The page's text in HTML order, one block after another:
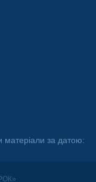
матеріали за датою: